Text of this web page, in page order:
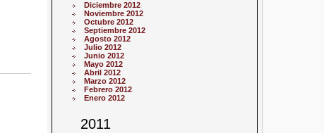
Diciembre 2012
Noviembre 2012
Octubre 2012
Septiembre 2012
Agosto 2012
Julio 2012
Junio 2012
Mayo 2012
Abril 2012
Marzo 2012
Febrero 2012
Enero 2012
2011